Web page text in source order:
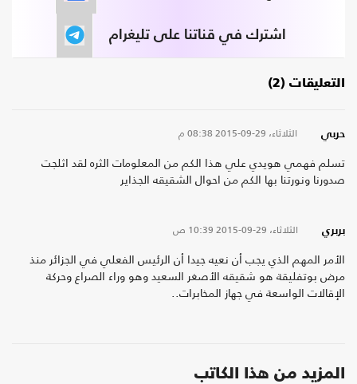
اشترك في قناتنا على تليغرام
التعليقات (2)
حربي الثلاثاء، 29-09-2015 08:38 م
تسلم فهمي هويدي علي هذا الكم من المعلومات الثره لقد اثلجت
صدورنا ونورتنا بها الكم من احوال الشقيقه الجذاير
بربري الثلاثاء، 29-09-2015 10:39 ص
الأمر المهم الذي يجب أن نعيه جيدا أن الرئيس الفعلي في الجزائر منذ
مرض بوتفليقة هو شقيقه الأصغر السعيد وهو وراء الصراع وحركة
الإقالات الواسعة في جهاز المخابرات..
المزيد من هذا الكاتب